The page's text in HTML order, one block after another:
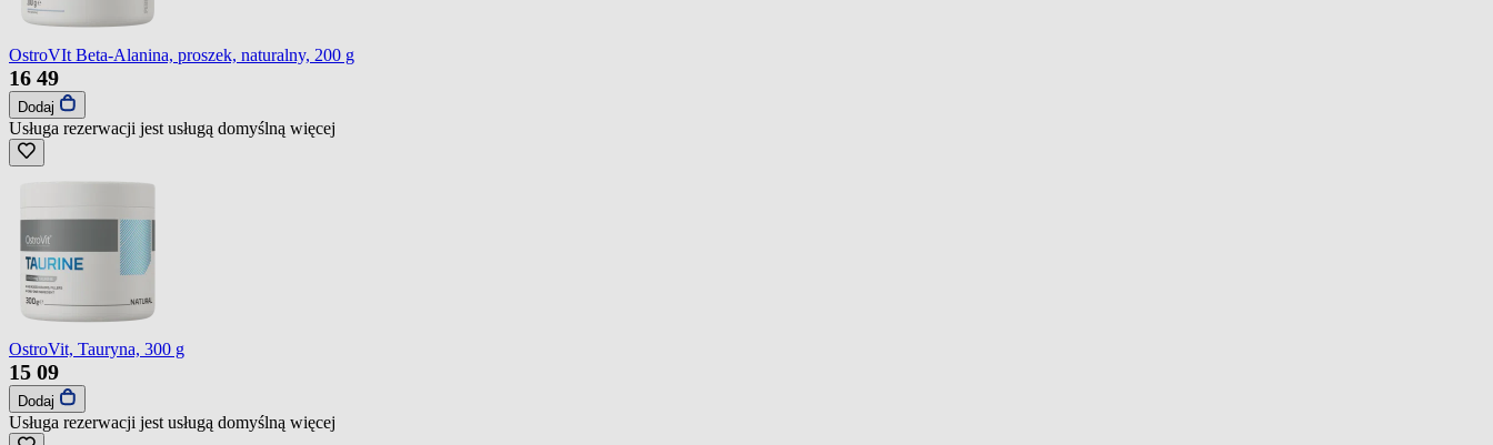
OstroVIt Beta-Alanina, proszek, naturalny, 200 g
16 49
Dodaj
Usługa rezerwacji jest usługą domyślną więcej
OstroVit, Tauryna, 300 g
15 09
Dodaj
Usługa rezerwacji jest usługą domyślną więcej